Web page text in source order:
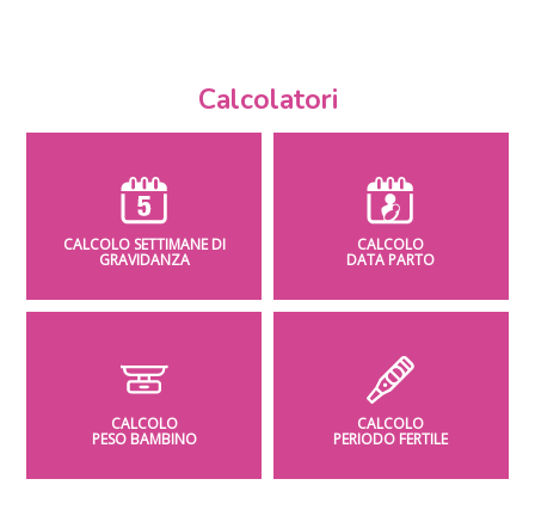
Calcolatori
CALCOLO SETTIMANE DI
GRAVIDANZA
CALCOLO
DATA PARTO
CALCOLO
PESO BAMBINO
CALCOLO
PERIODO FERTILE